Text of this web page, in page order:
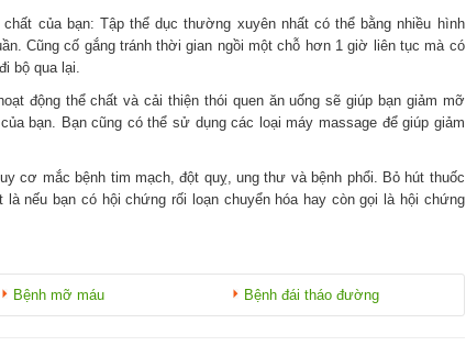
của bạn: Tập thể dục thường xuyên nhất có thể bằng nhiều hình
Cũng cố gắng tránh thời gian ngồi một chỗ hơn 1 giờ liên tục mà có
bộ qua lại.
động thể chất và cải thiện thói quen ăn uống sẽ giúp bạn giảm mỡ
bạn. Bạn cũng có thể sử dụng các loại máy massage để giúp giảm
cơ mắc bệnh tim mạch, đột quỵ, ung thư và bệnh phổi. Bỏ hút thuốc
nếu bạn có hội chứng rối loạn chuyển hóa hay còn gọi là hội chứng
Bệnh mỡ máu Bệnh đái tháo đường